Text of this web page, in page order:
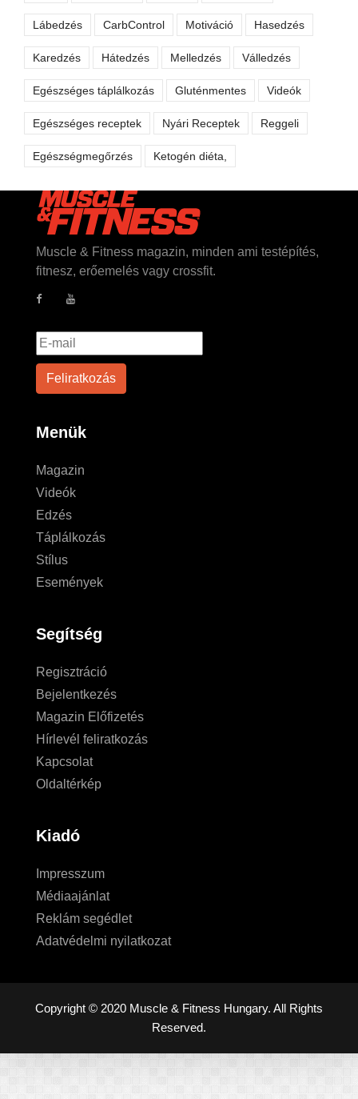
Lábedzés CarbControl Motiváció Hasedzés
Karedzés Hátedzés Melledzés Válledzés
Egészséges táplálkozás Gluténmentes Videók
Egészséges receptek Nyári Receptek Reggeli
Egészségmegőrzés Ketogén diéta,
Muscle & Fitness magazin, minden ami testépítés,
fitnesz, erőemelés vagy crossfit.
Menük
Magazin
Videók
Edzés
Táplálkozás
Stílus
Események
Segítség
Regisztráció
Bejelentkezés
Magazin Előfizetés
Hírlevél feliratkozás
Kapcsolat
Oldaltérkép
Kiadó
Impresszum
Médiaajánlat
Reklám segédlet
Adatvédelmi nyilatkozat
Copyright © 2020 Muscle & Fitness Hungary. All Rights
Reserved.